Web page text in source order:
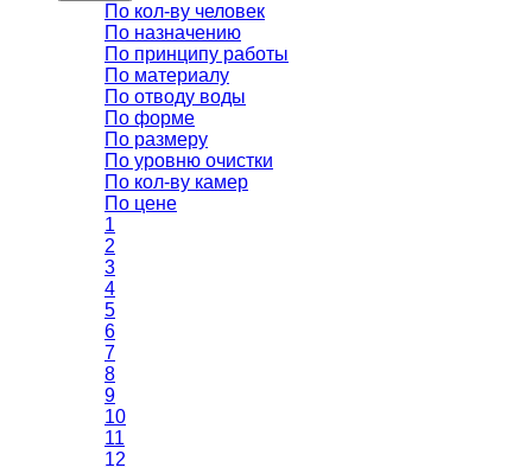
По кол-ву человек
По назначению
По принципу работы
По материалу
По отводу воды
По форме
По размеру
По уровню очистки
По кол-ву камер
По цене
1
2
3
4
5
6
7
8
9
10
11
12